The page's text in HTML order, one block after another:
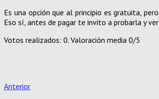
Es una opción que al principio es gratuita,
Eso sí, antes de pagar te invito a probarla y
Votos realizados: 0. Valoración media 0/5
Anterior